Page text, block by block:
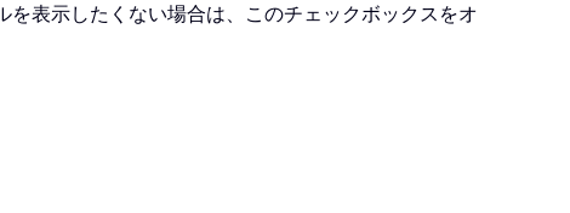
表示したくない場合は、このチェックボックスをオ